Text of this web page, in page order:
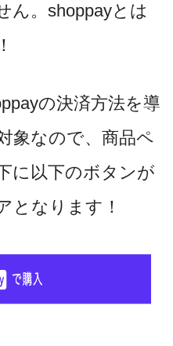
ん。shoppayとは
の決済方法を導
象なので、商品ペ
に以下のボタンが
となります！